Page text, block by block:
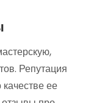
Репутация
ее